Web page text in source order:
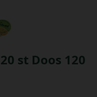
st Doos 120